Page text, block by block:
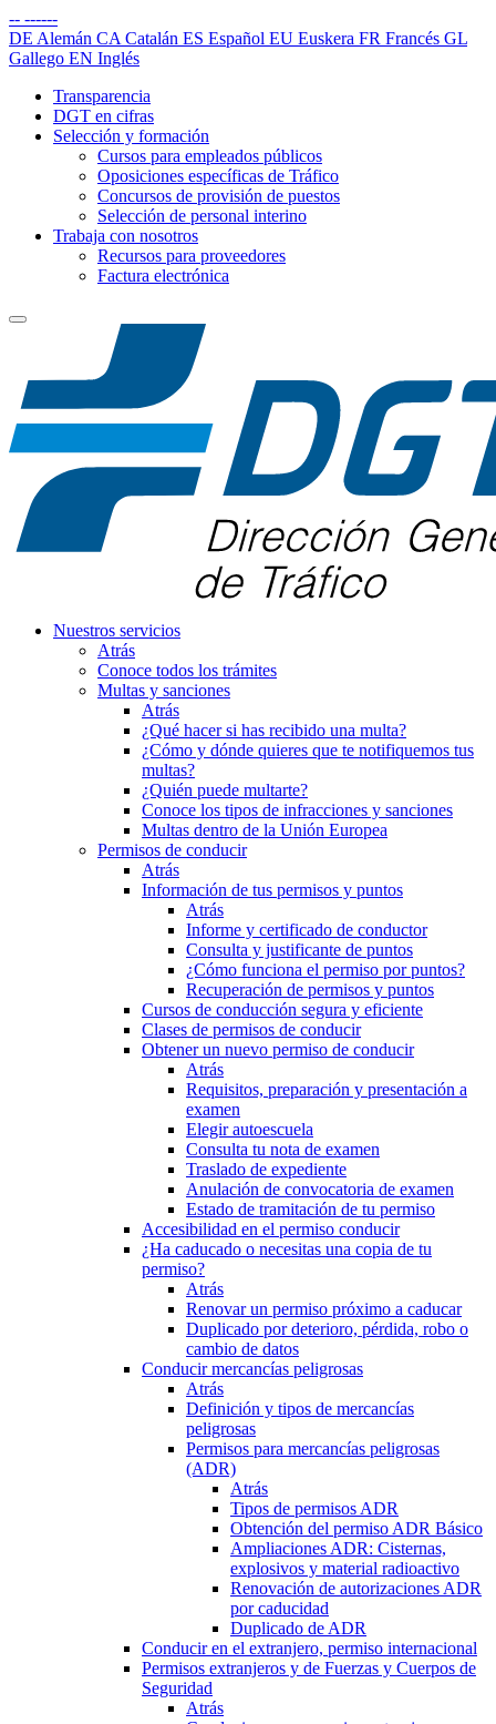
-- ------
DE Alemán CA Catalán ES Español EU Euskera FR Francés GL
Gallego EN Inglés
Transparencia
DGT en cifras
Selección y formación
Cursos para empleados públicos
Oposiciones específicas de Tráfico
Concursos de provisión de puestos
Selección de personal interino
Trabaja con nosotros
Recursos para proveedores
Factura electrónica
Nuestros servicios
Atrás
Conoce todos los trámites
Multas y sanciones
Atrás
¿Qué hacer si has recibido una multa?
¿Cómo y dónde quieres que te notifiquemos tus
multas?
¿Quién puede multarte?
Conoce los tipos de infracciones y sanciones
Multas dentro de la Unión Europea
Permisos de conducir
Atrás
Información de tus permisos y puntos
Atrás
Informe y certificado de conductor
Consulta y justificante de puntos
¿Cómo funciona el permiso por puntos?
Recuperación de permisos y puntos
Cursos de conducción segura y eficiente
Clases de permisos de conducir
Obtener un nuevo permiso de conducir
Atrás
Requisitos, preparación y presentación a
examen
Elegir autoescuela
Consulta tu nota de examen
Traslado de expediente
Anulación de convocatoria de examen
Estado de tramitación de tu permiso
Accesibilidad en el permiso conducir
¿Ha caducado o necesitas una copia de tu
permiso?
Atrás
Renovar un permiso próximo a caducar
Duplicado por deterioro, pérdida, robo o
cambio de datos
Conducir mercancías peligrosas
Atrás
Definición y tipos de mercancías
peligrosas
Permisos para mercancías peligrosas
(ADR)
Atrás
Tipos de permisos ADR
Obtención del permiso ADR Básico
Ampliaciones ADR: Cisternas,
explosivos y material radioactivo
Renovación de autorizaciones ADR
por caducidad
Duplicado de ADR
Conducir en el extranjero, permiso internacional
Permisos extranjeros y de Fuerzas y Cuerpos de
Seguridad
Atrás